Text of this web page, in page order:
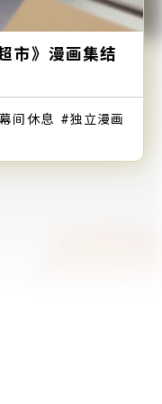
市》漫画集结
幕间休息
独立漫画